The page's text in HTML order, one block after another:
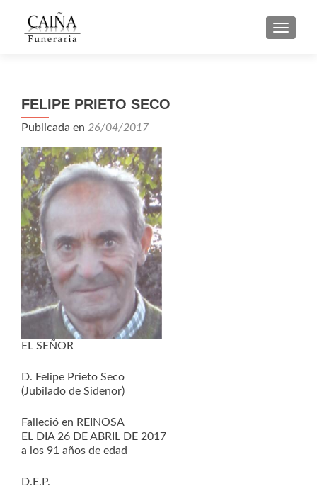
FELIPE PRIETO SECO
Publicada en 26/04/2017
EL SEÑOR
D. Felipe Prieto Seco
(Jubilado de Sidenor)
Falleció en REINOSA
EL DIA 26 DE ABRIL DE 2017
a los 91 años de edad
D.E.P.